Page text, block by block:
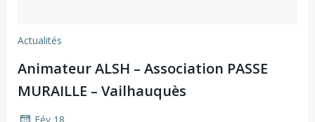
Actualités
Animateur ALSH – Association PASSE
MURAILLE – Vailhauquès